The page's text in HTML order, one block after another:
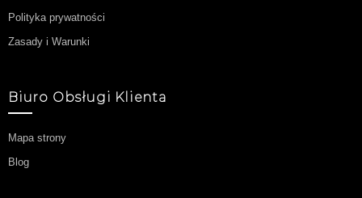
Polityka prywatności
Zasady i Warunki
Biuro Obsługi Klienta
Mapa strony
Blog